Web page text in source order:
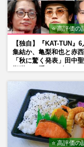
⭐ 高評価の
【独自】『KAT-TUN』
集結か、亀梨和也と赤
「秋に驚く発表」田中
⭐ 高評価の